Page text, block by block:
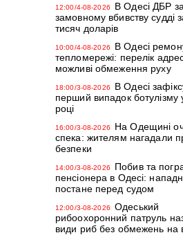
12:00/4-08-2026
В Одесі ДБР
замовному вбивству судді
тисяч доларів
10:00/4-08-2026
В Одесі
тепломережі: перелік
можливі обмеження руху
18:00/3-08-2026
В Одесі
перший випадок ботулізму
році
16:00/3-08-2026
На Одещині
спека: жителям нагадали
безпеки
14:00/3-08-2026
Побив та
пенсіонера в Одесі:
постане перед судом
12:00/3-08-2026
Одеський
рибоохоронний патруль
види риб без обмежень на